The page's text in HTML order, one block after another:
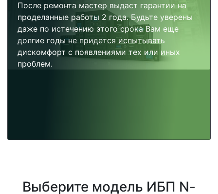
После ремонта мастер выдаст гарантии на
проделанные работы 2 года. Будьте уверены
даже по истечению этого срока Вам еще
долгие годы не придется испытывать
дискомфорт с появлениями тех или иных
проблем.
Выберите модель ИБП N-